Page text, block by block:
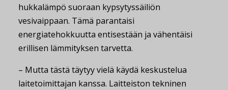
hukkalämpö suoraan kypsytyssäiliön
vesivaippaan. Tämä parantaisi
energiatehokkuutta entisestään ja vähentäisi
erillisen lämmityksen tarvetta.
– Mutta tästä täytyy vielä käydä keskustelua
laitetoimittajan kanssa. Laitteiston tekninen